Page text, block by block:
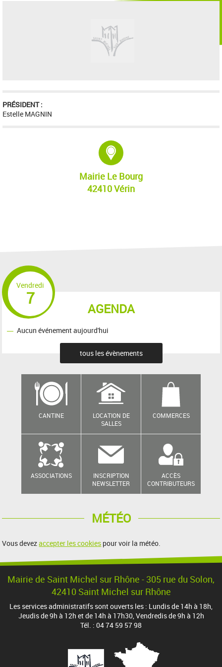
PRÉSIDENT :
Estelle MAGNIN
Mairie Le Bourg
42410 Vérin
AGENDA
Vendredi
7
Aucun événement aujourd'hui
tous les évènements
CANTINE
LOCATION DE
SALLES
COMMERCES
ASSOCIATIONS
INSCRIPTION
NEWSLETTER
ACCÈS
CONTRIBUTEURS
MÉTÉO
Vous devezaccepter les cookies pour voir la météo.
Mairie de Saint Michel sur Rhône - 305 rue du Solon,
42410 Saint Michel sur Rhône
Les services administratifs sont ouverts les : Lundis de 14h à 18h,
Jeudis de 9h à 12h et de 14h à 17h30, Vendredis de 9h à 12h
Tél. : 04 74 59 57 98